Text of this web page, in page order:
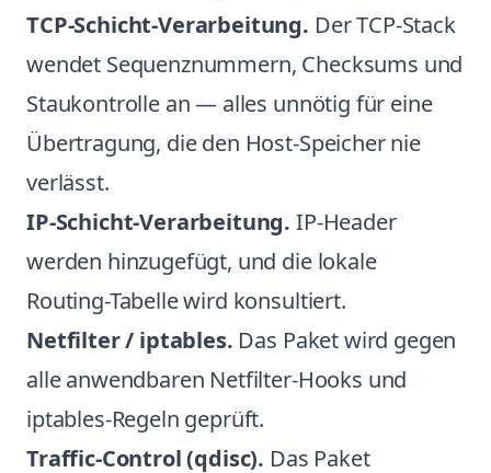
TCP-Schicht-Verarbeitung. Der TCP-Stack
wendet Sequenznummern, Checksums und
Staukontrolle an — alles unnötig für eine
Übertragung, die den Host-Speicher nie
verlässt.
IP-Schicht-Verarbeitung. IP-Header
werden hinzugefügt, und die lokale
Routing-Tabelle wird konsultiert.
Netfilter / iptables. Das Paket wird gegen
alle anwendbaren Netfilter-Hooks und
iptables-Regeln geprüft.
Traffic-Control (qdisc). Das Paket